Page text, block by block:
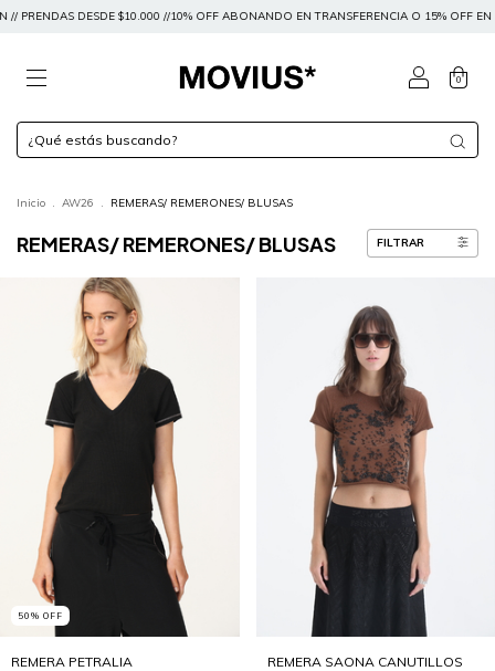
//10% OFF ABONANDO EN TRANSFERENCIA O 15% OFF EN EFECTIVO //
0
Inicio . AW26 . REMERAS/ REMERONES/ BLUSAS
REMERAS/ REMERONES/ BLUSAS FILTRAR
50 % OFF
REMERA PETRALIA REMERA SAONA CANUTILLOS